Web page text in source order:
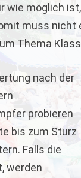
wie möglich
muss
Thema
nach der
probieren
bis zum Sturz
Falls die
werden